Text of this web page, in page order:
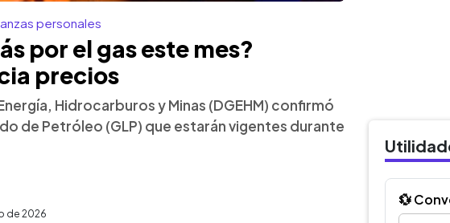
personales
por el gas este mes?
precios
Hidrocarburos y Minas (DGEHM) confirmó
de Petróleo (GLP) que estarán vigentes durante
de 2026
💱